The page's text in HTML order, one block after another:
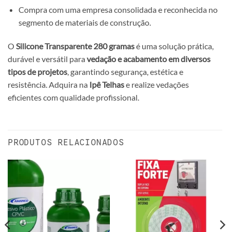
Compra com uma empresa consolidada e reconhecida no
segmento de materiais de construção.
O Silicone Transparente 280 gramasé uma solução prática,
durável e versátil para vedação e acabamento em diversos
tipos de projetos, garantindo segurança, estética e
resistência. Adquira na Ipê Telhase realize vedações
eficientes com qualidade profissional.
PRODUTOS RELACIONADOS